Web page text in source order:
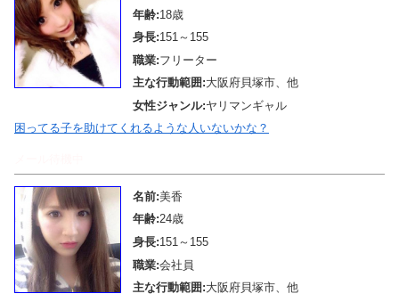
年齢:18歳
身長:151～155
職業:フリーター
主な行動範囲:大阪府貝塚市、他
女性ジャンル:ヤリマンギャル
困ってる子を助けてくれるような人いないかな？
名前:美香
年齢:24歳
身長:151～155
職業:会社員
主な行動範囲:大阪府貝塚市、他